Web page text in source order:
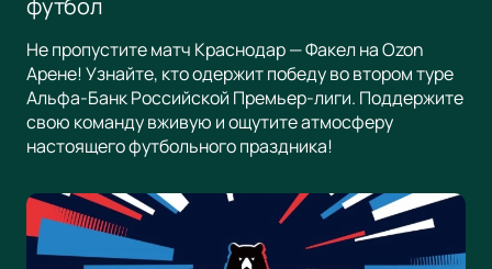
футбол
Не пропустите матч Краснодар — Факел на Ozon
Арене! Узнайте, кто одержит победу во втором туре
Альфа-Банк Российской Премьер-лиги. Поддержите
свою команду вживую и ощутите атмосферу
настоящего футбольного праздника!